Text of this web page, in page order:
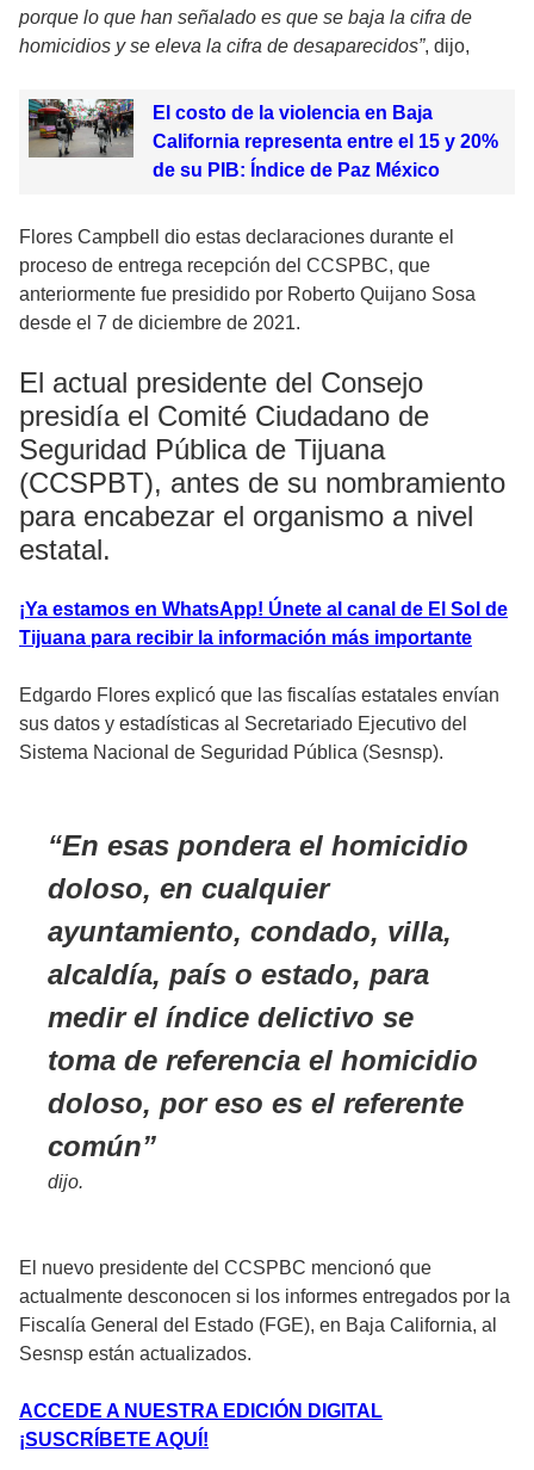
porque lo que han señalado es que se baja la cifra de
homicidios y se eleva la cifra de desaparecidos”, dijo,
El costo de la violencia en Baja
California representa entre el 15 y 20%
de su PIB: Índice de Paz México
Flores Campbell dio estas declaraciones durante el
proceso de entrega recepción del CCSPBC, que
anteriormente fue presidido por Roberto Quijano Sosa
desde el 7 de diciembre de 2021.
El actual presidente del Consejo
presidía el Comité Ciudadano de
Seguridad Pública de Tijuana
(CCSPBT), antes de su nombramiento
para encabezar el organismo a nivel
estatal.
¡Ya estamos en WhatsApp! Únete al canal de El Sol de
Tijuana para recibir la información más importante
Edgardo Flores explicó que las fiscalías estatales envían
sus datos y estadísticas al Secretariado Ejecutivo del
Sistema Nacional de Seguridad Pública (Sesnsp).
En esas pondera el homicidio
doloso, en cualquier
ayuntamiento, condado, villa,
alcaldía, país o estado, para
medir el índice delictivo se
toma de referencia el homicidio
doloso, por eso es el referente
común
dijo.
El nuevo presidente del CCSPBC mencionó que
actualmente desconocen si los informes entregados por la
Fiscalía General del Estado (FGE), en Baja California, al
Sesnsp están actualizados.
ACCEDE A NUESTRA EDICIÓN DIGITAL
¡SUSCRÍBETE AQUÍ!